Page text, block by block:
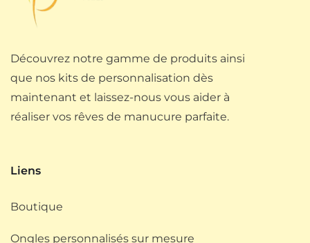
Découvrez notre gamme de produits ainsi
que nos kits de personnalisation dès
maintenant et laissez-nous vous aider à
réaliser vos rêves de manucure parfaite.
Liens
Boutique
Ongles personnalisés sur mesure